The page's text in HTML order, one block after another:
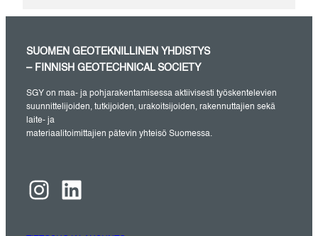
SUOMEN GEOTEKNILLINEN YHDISTYS
– FINNISH GEOTECHNICAL SOCIETY
SGY on maa- ja pohjarakentamisessa aktiivisesti työskentelevien
suunnittelijoiden, tutkijoiden, urakoitsijoiden, rakennuttajien sekä
laite- ja
materiaalitoimittajien pätevin yhteisö Suomessa.
Instagram LinkedIn